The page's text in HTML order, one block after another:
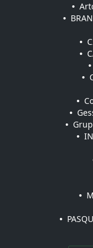
•
•
•
•
•
•
•
•
•
•
•
•